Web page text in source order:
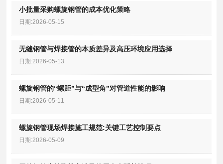
小批量采购螺旋钢管的成本优化策略
日期:2026-05-15
无缝钢管与焊接管的本质差异及高压环境应用选择
日期:2026-05-13
螺旋钢管的“螺距”与“成型角”对管道性能的影响
日期:2026-05-11
螺旋钢管现场焊接施工规范:关键工艺控制要点
日期:2026-05-09